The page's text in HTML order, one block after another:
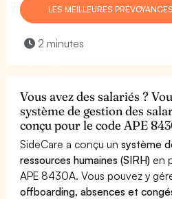
LES MEILLEURES
2 minutes
Vous avez des salariés ?
système de gestion des
conçu pour le code APE
SideCare a conçu unsystème
ressources humaines (SIRH) en
APE 8430A. Vous pouvez y
offboarding, absences et